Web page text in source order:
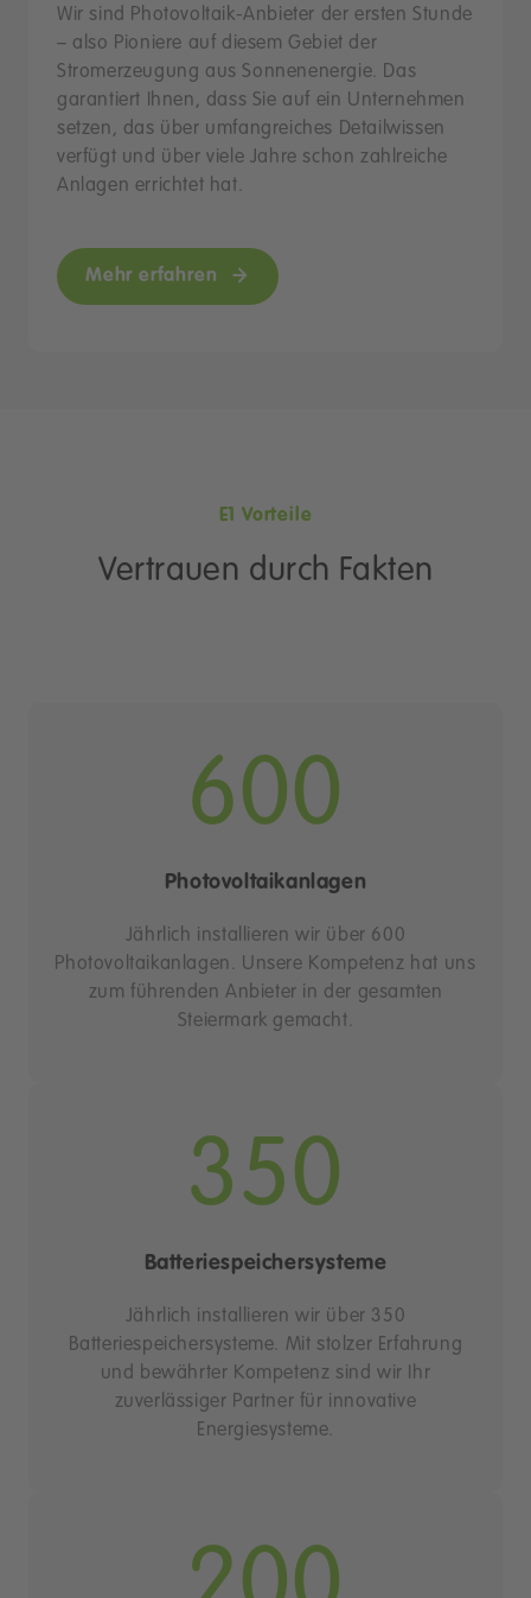
Wir sind Photovoltaik-Anbieter der ersten Stunde
– also Pioniere auf diesem Gebiet der
Stromerzeugung aus Sonnenenergie. Das
garantiert Ihnen, dass Sie auf ein Unternehmen
setzen, das über umfangreiches Detailwissen
verfügt und über viele Jahre schon zahlreiche
Anlagen errichtet hat.
Mehr erfahren
E1 Vorteile
Vertrauen durch Fakten
600
Photovoltaikanlagen
Jährlich installieren wir über 600
Photovoltaikanlagen. Unsere Kompetenz hat uns
zum führenden Anbieter in der gesamten
Steiermark gemacht.
350
Batteriespeichersysteme
Jährlich installieren wir über 350
Batteriespeichersysteme. Mit stolzer Erfahrung
und bewährter Kompetenz sind wir Ihr
zuverlässiger Partner für innovative
Energiesysteme.